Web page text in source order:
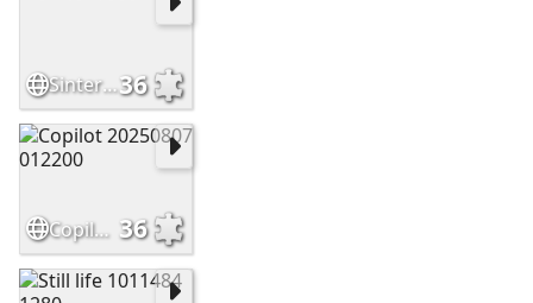
Sinterklaas36
Copilot 20250807 012200 36